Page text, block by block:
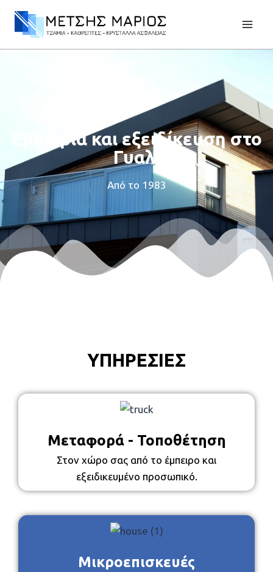
Εμπειρία και εξειδίκευση στο
Γυαλί
Από το 1983
ΥΠΗΡΕΣΙΕΣ
Μεταφορά - Τοποθέτηση
Στον χώρο σας από το έμπειρο και
εξειδικευμένο προσωπικό.
Μικροεπισκευές